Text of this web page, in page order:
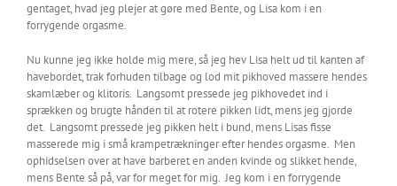
gentaget, hvad jeg plejer at gøre med Bente, og Lisa kom i en
forrygende orgasme.
Nu kunne jeg ikke holde mig mere, så jeg hev Lisa helt ud til kanten af
havebordet, trak forhuden tilbage og lod mit pikhoved massere hendes
skamlæber og klitoris. Langsomt pressede jeg pikhovedet ind i
sprækken og brugte hånden til at rotere pikken lidt, mens jeg gjorde
det. Langsomt pressede jeg pikken helt i bund, mens Lisas fisse
masserede mig i små krampetrækninger efter hendes orgasme. Men
ophidselsen over at have barberet en anden kvinde og slikket hende,
mens Bente så på, var for meget for mig. Jeg kom i en forrygende